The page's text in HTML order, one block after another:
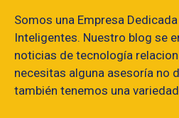
Somos una Empresa
Inteligentes. Nuestro blog se
noticias de tecnología
necesitas alguna asesoría no
también tenemos una